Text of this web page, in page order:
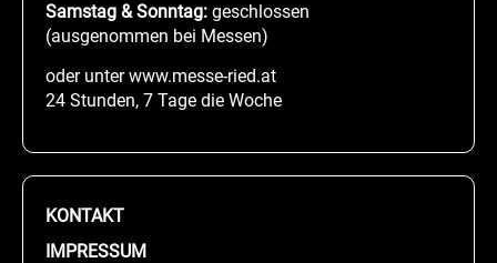
Samstag & Sonntag: geschlossen
(ausgenommen bei Messen)
oder unter www.messe-ried.at
24 Stunden, 7 Tage die Woche
KONTAKT
IMPRESSUM